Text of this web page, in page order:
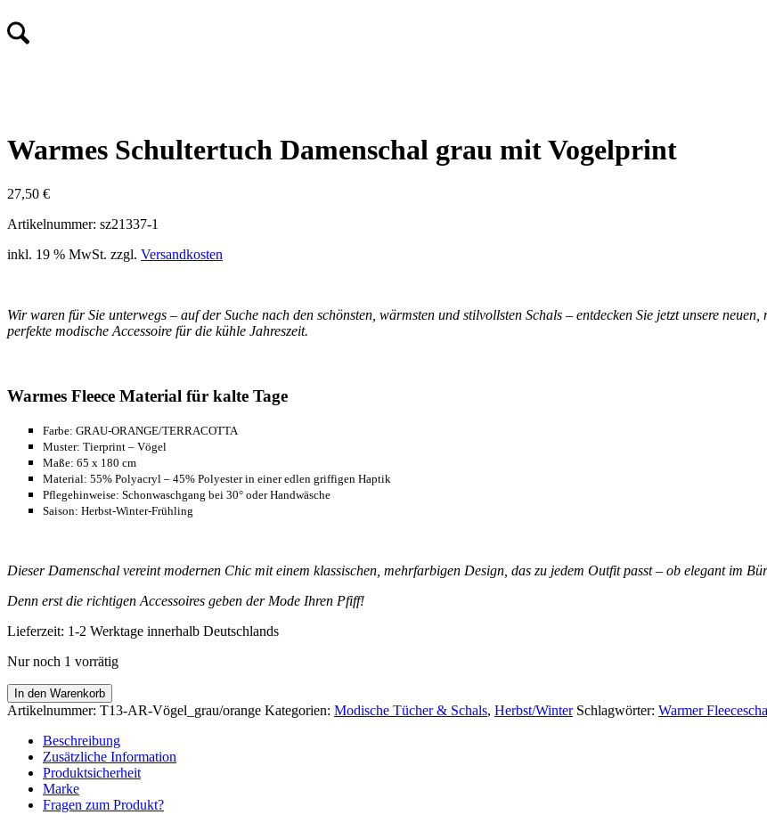
Warmes Schultertuch Damenschal grau mit Vogelprint
27,50 €
Artikelnummer: sz21337-1
inkl. 19 % MwSt. zzgl. Versandkosten
Wir waren für Sie unterwegs – auf der Suche nach den schönsten, wärmsten und stilvollsten Schals – entdecken Sie jetzt unsere
perfekte modische Accessoire für die kühle Jahreszeit.
Warmes Fleece Material für kalte Tage
Farbe: GRAU-ORANGE/TERRACOTTA
Muster: Tierprint – Vögel
Maße: 65 x 180 cm
Material: 55% Polyacryl – 45% Polyester in einer edlen griffigen Haptik
Pflegehinweise: Schonwaschgang bei 30° oder Handwäsche
Saison: Herbst-Winter-Frühling
Dieser Damenschal vereint modernen Chic mit einem klassischen, mehrfarbigen Design, das zu jedem Outfit passt – ob elegant im
Denn erst die richtigen Accessoires geben der Mode Ihren Pfiff!
Lieferzeit: 1-2 Werktage innerhalb Deutschlands
Nur noch 1 vorrätig
Warmes
Schultertuch
grau
Vogelprint
Menge
In den Warenkorb
Artikelnummer: T13-AR-Vögel_grau/orange Kategorien: Modische Tücher & Schals, Herbst/Winter Schlagwörter: Warmer
Beschreibung
Zusätzliche Information
Produktsicherheit
Marke
Fragen zum Produkt?